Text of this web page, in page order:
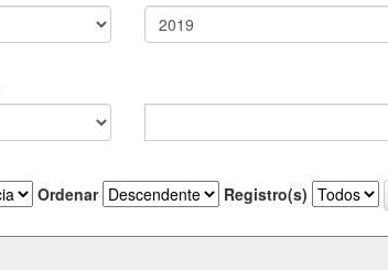
Ordenar Registro(s)